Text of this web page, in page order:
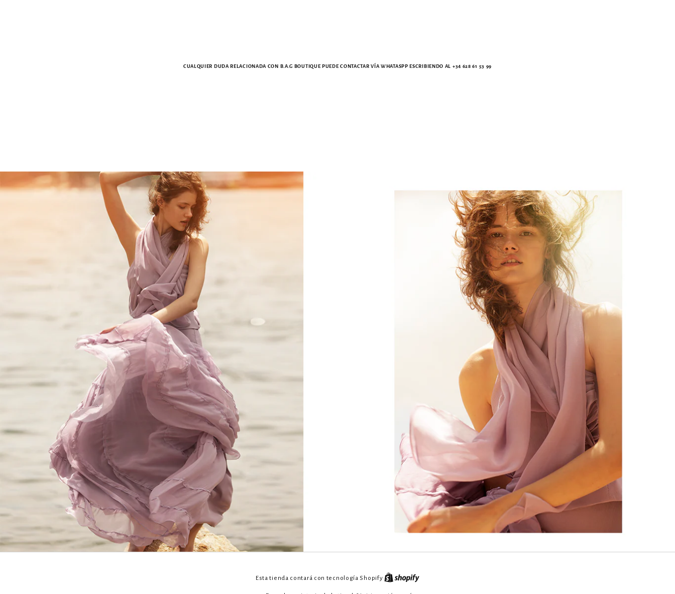
CUALQUIER DUDA RELACIONADA CON B.A.G BOUTIQUE PUEDE CONTACTAR VÍA WHATASPP ESCRIBIENDO AL +34 628 61 53 99
Esta tienda contará con tecnología Shopify